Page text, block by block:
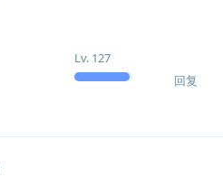
Lv. 127
回复